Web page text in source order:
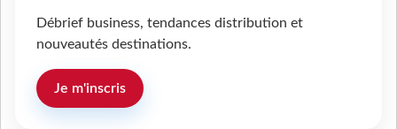
Débrief business, tendances distribution et
nouveautés destinations.
Je m'inscris